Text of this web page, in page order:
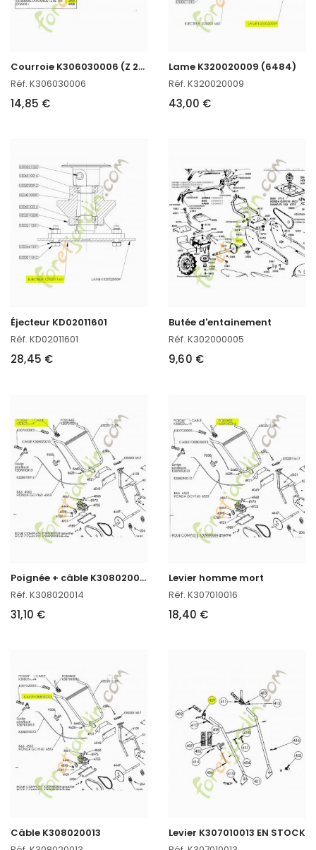
C
ourroie K306030006 (Z 26.5)
Réf. K306030006
14,85 €
Lame K320020009 (6484)
Réf. K320020009
43,00 €
Éjecteur KD02011601
Réf. KD02011601
28,45 €
Butée d'entainement
Réf. K302000005
9,60 €
P
oignée + câble K308020014
Réf. K308020014
31,10 €
Levier homme mort
Réf. K307010016
18,40 €
Câble K308020013
Levier K307010013 EN STOCK